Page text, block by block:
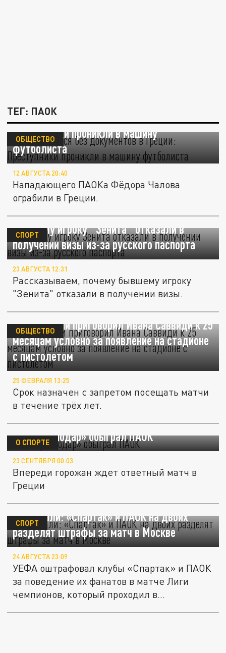
ТЕГ: ПАОК
Чалов остался без документов в Греции:
Преступники проникли в машину
футболиста
ОБЩЕСТВО
12 АВГУСТА 20:40
Нападающего ПАОКа Фёдора Чалова
ограбили в Греции.
Бывшему игроку "Зенита" отказали в
получении визы из-за русского паспорта
СПОРТ
23 АВГУСТА 12:31
Рассказываем, почему бывшему игроку
"Зенита" отказали в получении визы.
Суд в Греции приговорил Ивана Саввиди к 25
месяцам условно за появление на стадионе
с пистолетом
ОБЩЕСТВО
25 ФЕВРАЛЯ 13:25
Срок назначен с запретом посещать матчи
в течение трёх лет.
ФК «Краснодар» обыграл ПАОК
О СПОРТЕ
23 СЕНТЯБРЯ 00:03
Впереди горожан ждет ответный матч в
Греции
Накричали: «Спартак» и ПАОК на двоих
разделят штрафы за матч в Москве
СПОРТ
24 АВГУСТА 23:09
УЕФА оштрафовал клубы «Спартак» и ПАОК
за поведение их фанатов в матче Лиги
чемпионов, который проходил в...